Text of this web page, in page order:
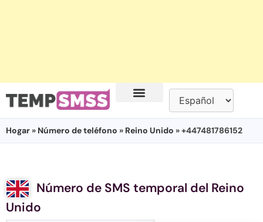
Hogar » Número de teléfono » Reino Unido » +447481786152
Número de SMS temporal del Reino
Unido